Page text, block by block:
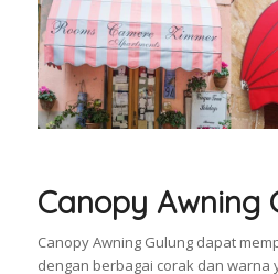
Canopy Awning
Canopy Awning Gulung dapat
dengan berbagai corak dan warna